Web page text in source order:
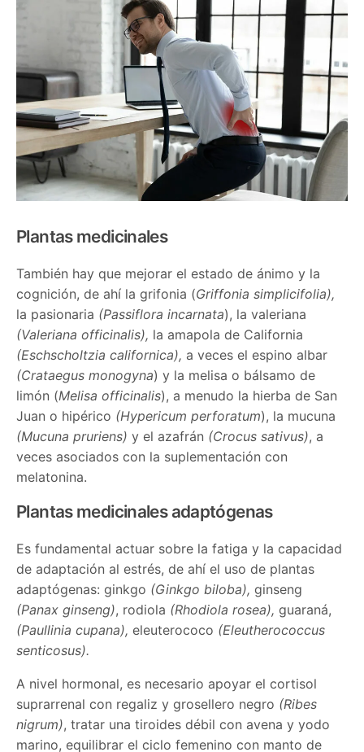
Plantas medicinales
También hay que mejorar el estado de ánimo y la
cognición, de ahí la grifonia (Griffonia simplicifolia),
la pasionaria (Passiflora incarnata), la valeriana
(Valeriana officinalis), la amapola de California
(Eschscholtzia californica), a veces el espino albar
(Crataegus monogyna) y la melisa o bálsamo de
limón (Melisa officinalis), a menudo la hierba de San
Juan o hipérico (Hypericum perforatum), la mucuna
(Mucuna pruriens) y el azafrán (Crocus sativus), a
veces asociados con la suplementación con
melatonina.
Plantas medicinales adaptógenas
Es fundamental actuar sobre la fatiga y la capacidad
de adaptación al estrés, de ahí el uso de plantas
adaptógenas: ginkgo (Ginkgo biloba), ginseng
(Panax ginseng), rodiola (Rhodiola rosea), guaraná,
(Paullinia cupana), eleuterococo (Eleutherococcus
senticosus).
A nivel hormonal, es necesario apoyar el cortisol
suprarrenal con regaliz y grosellero negro (Ribes
nigrum), tratar una tiroides débil con avena y yodo
marino, equilibrar el ciclo femenino con manto de